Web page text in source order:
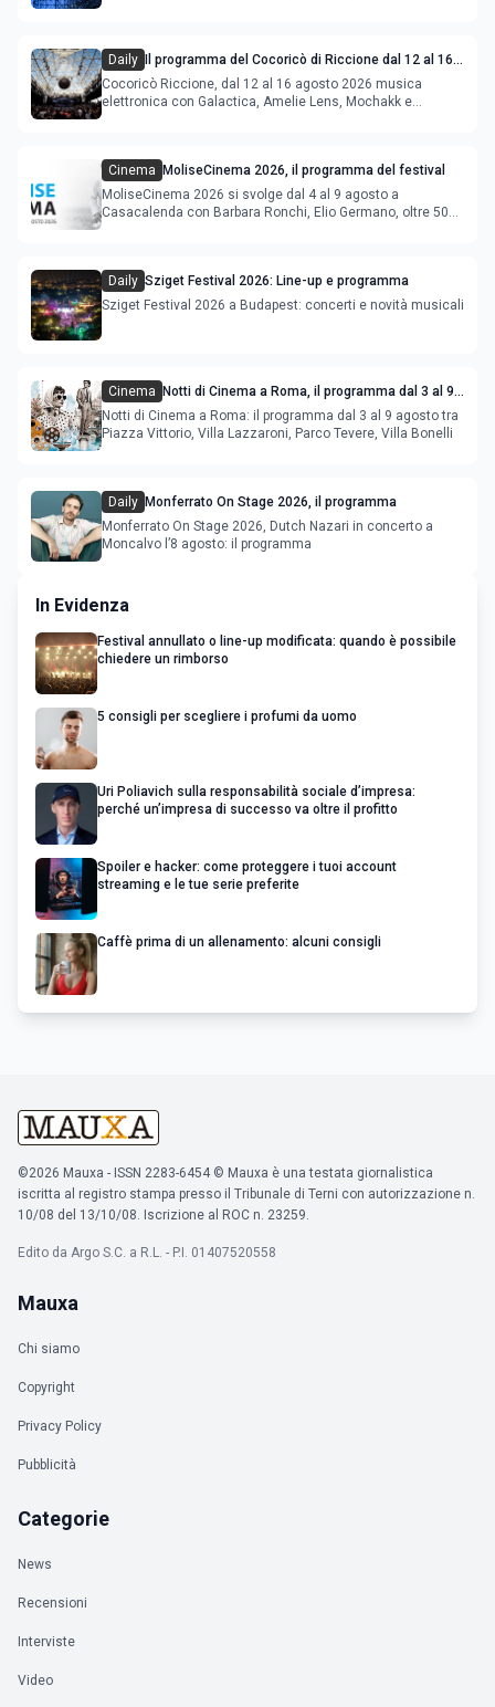
Daily
Il programma del Cocoricò di Riccione dal 12 al 16
agosto 2026
Cocoricò Riccione, dal 12 al 16 agosto 2026 musica
elettronica con Galactica, Amelie Lens, Mochakk e
Cinema
MoliseCinema 2026, il programma del festival
MoliseCinema 2026 si svolge dal 4 al 9 agosto a
Casacalenda con Barbara Ronchi, Elio Germano, oltre 50
Daily Sziget Festival 2026: Line-up e programma
Sziget Festival 2026 a Budapest: concerti e novità musicali
Cinema
Notti di Cinema a Roma, il programma dal 3 al 9
agosto
Notti di Cinema a Roma: il programma dal 3 al 9 agosto tra
Piazza Vittorio, Villa Lazzaroni, Parco Tevere, Villa Bonelli
Daily Monferrato On Stage 2026, il programma
Monferrato On Stage 2026, Dutch Nazari in concerto a
Moncalvo l’8 agosto: il programma
In Evidenza
Festival annullato o line-up modificata: quando è possibile
chiedere un rimborso
5 consigli per scegliere i profumi da uomo
Uri Poliavich sulla responsabilità sociale d’impresa:
perché un’impresa di successo va oltre il profitto
Spoiler e hacker: come proteggere i tuoi account
streaming e le tue serie preferite
Caffè prima di un allenamento: alcuni consigli
©2026 Mauxa - ISSN 2283-6454 © Mauxa è una testata giornalistica
iscritta al registro stampa presso il Tribunale di Terni con autorizzazione n.
10/08 del 13/10/08. Iscrizione al ROC n. 23259.
Edito da Argo S.C. a R.L. - P.I. 01407520558
Mauxa
Chi siamo
Copyright
Privacy Policy
Pubblicità
Categorie
News
Recensioni
Interviste
Video